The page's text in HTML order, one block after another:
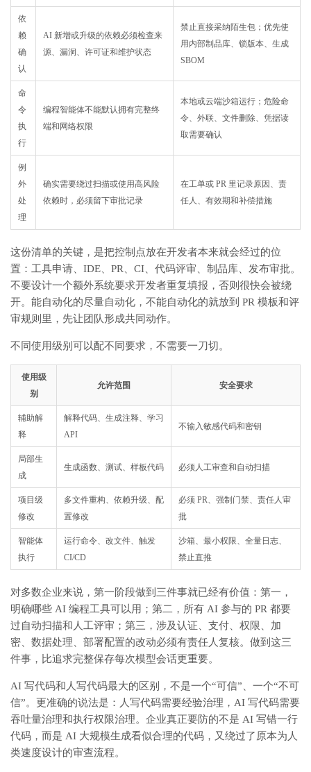
依
赖
确
认
AI 新增或升级的依赖必须检查来
源、漏洞、许可证和维护状态
禁止直接采纳陌生包；优先使
用内部制品库、锁版本、生成
SBOM
命
令
执
行
编程智能体不能默认拥有完整终
端和网络权限
本地或云端沙箱运行；危险命
令、外联、文件删除、凭据读
取需要确认
例
外
处
理
确实需要绕过扫描或使用高风险
依赖时，必须留下审批记录
在工单或 PR 里记录原因、责
任人、有效期和补偿措施
这份清单的关键，是把控制点放在开发者本来就会经过的位
置：工具申请、IDE、PR、CI、代码评审、制品库、发布审批。
不要设计一个额外系统要求开发者重复填报，否则很快会被绕
开。能自动化的尽量自动化，不能自动化的就放到 PR 模板和评
审规则里，先让团队形成共同动作。
不同使用级别可以配不同要求，不需要一刀切。
使用级
别
允许范围 安全要求
辅助解
释
解释代码、生成注释、学习
API
不输入敏感代码和密钥
局部生
成
生成函数、测试、样板代码 必须人工审查和自动扫描
项目级
修改
多文件重构、依赖升级、配
置修改
必须 PR、强制门禁、责任人审
批
智能体
执行
运行命令、改文件、触发
CI/CD
沙箱、最小权限、全量日志、
禁止直推
对多数企业来说，第一阶段做到三件事就已经有价值：第一，
明确哪些 AI 编程工具可以用；第二，所有 AI 参与的 PR 都要
过自动扫描和人工评审；第三，涉及认证、支付、权限、加
密、数据处理、部署配置的改动必须有责任人复核。做到这三
件事，比追求完整保存每次模型会话更重要。
AI 写代码和人写代码最大的区别，不是一个“可信”、一个“不可
信”。更准确的说法是：人写代码需要经验治理，AI 写代码需要
吞吐量治理和执行权限治理。企业真正要防的不是 AI 写错一行
代码，而是 AI 大规模生成看似合理的代码，又绕过了原本为人
类速度设计的审查流程。